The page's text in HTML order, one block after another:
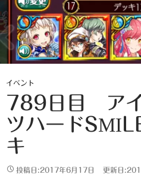
イベント
789日目 ア
ツハード
キ
投稿日:2017年6月17日 更新日